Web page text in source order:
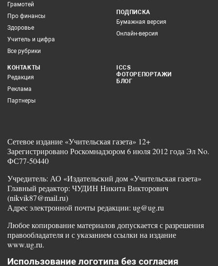
Грамотей
Про финансы
Здоровье
Учитель и цифра
Все рубрики
ПОДПИСКА
Бумажная версия
Онлайн-версия
КОНТАКТЫ
Редакция
Реклама
Партнеры
ICCS
ФОТОРЕПОРТАЖИ
БЛОГ
Сетевое издание «Учительская газета» 12+
Зарегистрировано Роскомнадзором 6 июля 2012 года Эл No.
ФС77-50440
Учредитель: АО «Издательский дом «Учительская газета»
Главный редактор: ЧУДИН Никита Викторович
(nikvik87@mail.ru)
Адрес электронной почты редакции: ug@ug.ru
Любое копирование материалов допускается с разрешения
правообладателя и с указанием ссылки на издание
www.ug.ru.
Использование логотипа без согласия